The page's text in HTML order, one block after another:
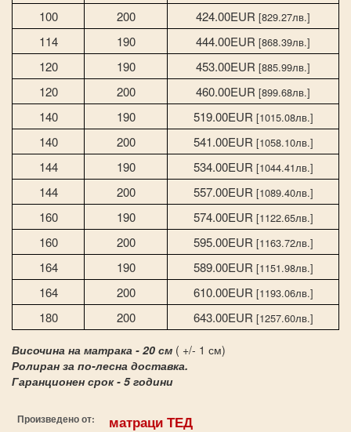
100 200 424.00EUR [829.27лв.]
114 190 444.00EUR [868.39лв.]
120 190 453.00EUR [885.99лв.]
120 200 460.00EUR [899.68лв.]
140 190 519.00EUR [1015.08лв.]
140 200 541.00EUR [1058.10лв.]
144 190 534.00EUR [1044.41лв.]
144 200 557.00EUR [1089.40лв.]
160 190 574.00EUR [1122.65лв.]
160 200 595.00EUR [1163.72лв.]
164 190 589.00EUR [1151.98лв.]
164 200 610.00EUR [1193.06лв.]
180 200 643.00EUR [1257.60лв.]
Височина на матрака - 20 см ( +/- 1 см)
Ролиран за по-лесна доставка.
Гаранционен срок - 5 години
Произведено от: матраци ТЕД